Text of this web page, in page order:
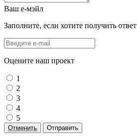
Ваш е-мэйл
Заполните, если хотите получить ответ
Оцените наш проект
1
2
3
4
5
Отменить Отправить